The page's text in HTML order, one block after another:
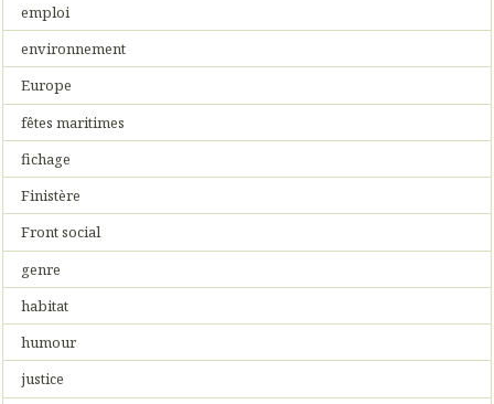
emploi
environnement
Europe
fêtes maritimes
fichage
Finistère
Front social
genre
habitat
humour
justice